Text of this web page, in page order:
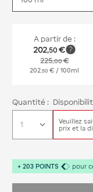
A partir de :
202,50 €
225,00€
202 50 € / 100ml
Quantité :
Veuillez
prix et la
+ 203 POINTS pour